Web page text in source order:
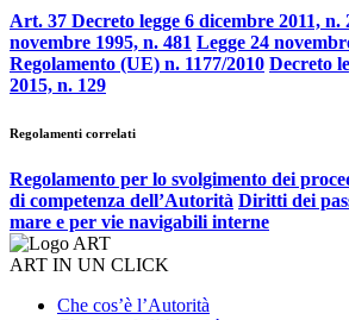
Art. 37 Decreto legge 6 dicembre 2011, n.
novembre 1995, n. 481 Legge 24
Regolamento (UE) n. 1177/2010 Decreto
2015, n. 129
Regolamenti correlati
Regolamento per lo svolgimento dei
di competenza dell’Autorità Diritti dei
mare e per vie navigabili interne
ART IN UN CLICK
Che cos’è l’Autorità